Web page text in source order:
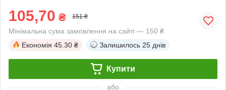
105,70 ₴ 151 ₴
Мінімальна сума замовлення на сайті — 150 ₴
Економія 45.30 ₴ Залишилось 25 днів
Купити
або